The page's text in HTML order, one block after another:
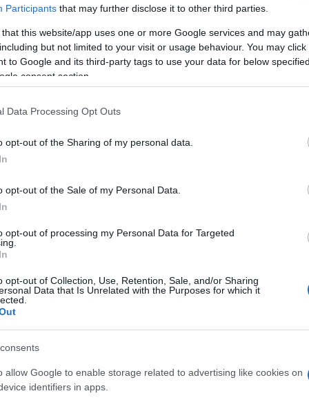
Participants that may further disclose it to other third parties.
that this website/app uses one or more Google services and may
but not limited to your visit or usage behaviour. You may
to Google and its third-party tags to use your data for below
consent section.
Data Processing Opt Outs
opt-out of the Sharing of my personal data.
opt-out of the Sale of my Personal Data.
opt-out of processing my Personal Data for Targeted
opt-out of Collection, Use, Retention, Sale, and/or Sharing
Data that Is Unrelated with the Purposes for which it
allow Google to enable storage related to advertising like cookies on
identifiers in apps.
δεν ήταν μόνο η ενημέρωση των δικαστικών
εξέτασης του παιδιού.
εξέφρασε φόβους ότι μια ιατροδικαστική
τραύμα στο ανήλικο παιδί.
η επίκληση